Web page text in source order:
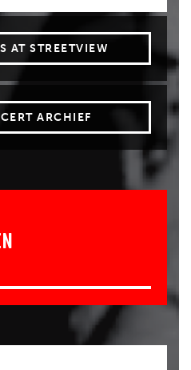
AT STREETVIEW
ARCHIEF